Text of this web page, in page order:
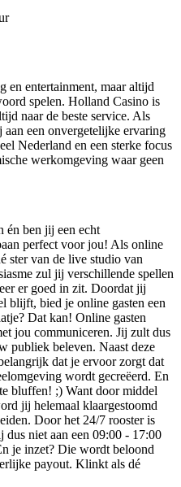
en entertainment, maar altijd
spelen. Holland Casino is
naar de beste service. Als
aan een onvergetelijke ervaring
Nederland en een sterke focus
werkomgeving waar geen
én ben jij een echt
perfect voor jou! Als online
ster van de live studio van
zul jij verschillende spellen
er goed in zit. Doordat jij
blijft, bied je online gasten een
Dat kan! Online gasten
jou communiceren. Jij zult dus
publiek beleven. Naast deze
dat je ervoor zorgt dat
wordt gecreëerd. En
bluffen! ;) Want door middel
jij helemaal klaargestoomd
Door het 24/7 rooster is
niet aan een 09:00 - 17:00
je inzet? Die wordt beloond
payout. Klinkt als dé